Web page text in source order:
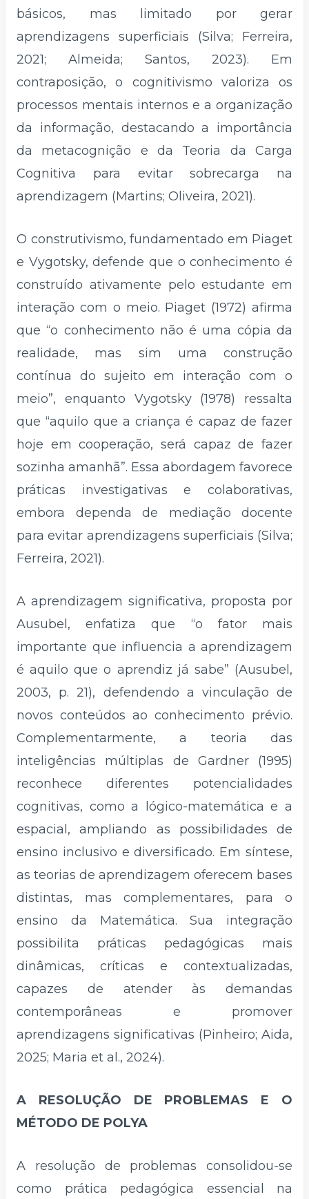
básicos, mas limitado por gerar
aprendizagens superficiais (Silva; Ferreira,
2021; Almeida; Santos, 2023). Em
contraposição, o cognitivismo valoriza os
processos mentais internos e a organização
da informação, destacando a importância
da metacognição e da Teoria da Carga
Cognitiva para evitar sobrecarga na
aprendizagem (Martins; Oliveira, 2021).
O construtivismo, fundamentado em Piaget
e Vygotsky, defende que o conhecimento é
construído ativamente pelo estudante em
interação com o meio. Piaget (1972) afirma
que “o conhecimento não é uma cópia da
realidade, mas sim uma construção
contínua do sujeito em interação com o
meio”, enquanto Vygotsky (1978) ressalta
que “aquilo que a criança é capaz de fazer
hoje em cooperação, será capaz de fazer
sozinha amanhã”. Essa abordagem favorece
práticas investigativas e colaborativas,
embora dependa de mediação docente
para evitar aprendizagens superficiais (Silva;
Ferreira, 2021).
A aprendizagem significativa, proposta por
Ausubel, enfatiza que “o fator mais
importante que influencia a aprendizagem
é aquilo que o aprendiz já sabe” (Ausubel,
2003, p. 21), defendendo a vinculação de
novos conteúdos ao conhecimento prévio.
Complementarmente, a teoria das
inteligências múltiplas de Gardner (1995)
reconhece diferentes potencialidades
cognitivas, como a lógico-matemática e a
espacial, ampliando as possibilidades de
ensino inclusivo e diversificado. Em síntese,
as teorias de aprendizagem oferecem bases
distintas, mas complementares, para o
ensino da Matemática. Sua integração
possibilita práticas pedagógicas mais
dinâmicas, críticas e contextualizadas,
capazes de atender às demandas
contemporâneas e promover
aprendizagens significativas (Pinheiro; Aida,
2025; Maria et al., 2024).
A RESOLUÇÃO DE PROBLEMAS E O
MÉTODO DE POLYA
A resolução de problemas consolidou-se
como prática pedagógica essencial na